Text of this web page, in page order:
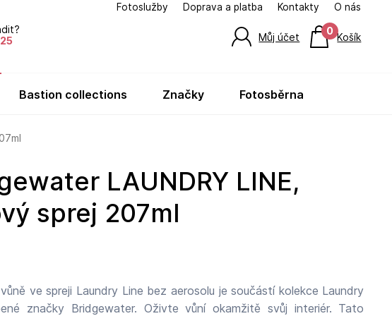
sprej 207ml
ve spreji Laundry Line bez aerosolu je součástí kolekce Laundry
značky Bridgewater. Oživte vůní okamžitě svůj interiér. Tato
Fotoslužby Doprava a platba Kontakty O nás
Můj účet Košík
0
bastion collections značky fotosběrna